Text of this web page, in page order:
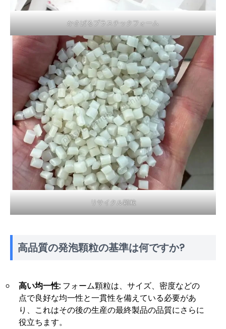
かさばるプラスチックフォーム
リサイクル顆粒
高品質の発泡顆粒の基準は何ですか?
高い均一性: フォーム顆粒は、サイズ、密度などの
点で良好な均一性と一貫性を備えている必要があ
り、これはその後の生産の最終製品の品質にさらに
役立ちます。